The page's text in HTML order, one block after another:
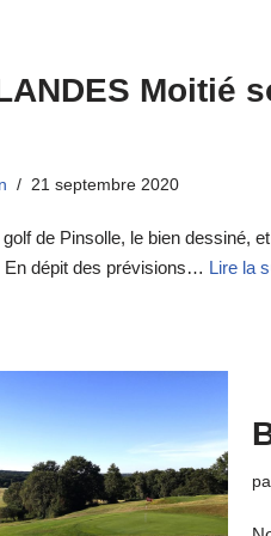
Moitié
21 septembre 2020
de Pinsolle, le bien dessiné,
En dépit des prévisions… Lire la